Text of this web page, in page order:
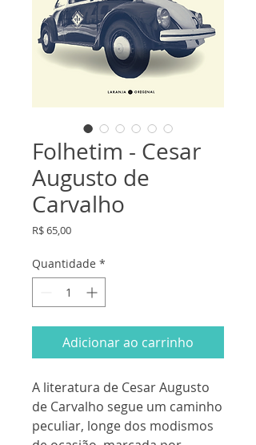
Folhetim - Cesar
Augusto de
Carvalho
R$ 65,00Preço
Quantidade *
Adicionar ao carrinho
A literatura de Cesar Augusto
de Carvalho segue um caminho
peculiar, longe dos modismos